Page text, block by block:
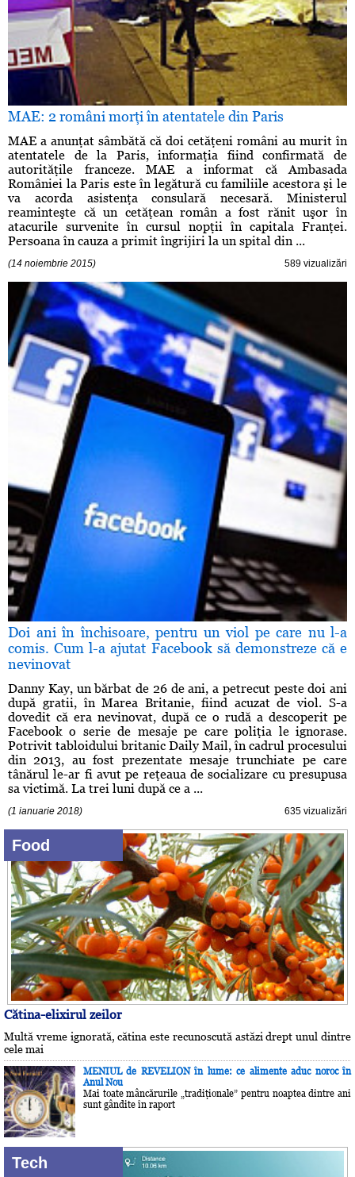
MAE: 2 români morţi în atentatele din Paris
MAE a anunţat sâmbătă că doi cetăţeni români au murit în
atentatele de la Paris, informaţia fiind confirmată de
autorităţile franceze. MAE a informat că Ambasada
României la Paris este în legătură cu familiile acestora şi le
va acorda asistenţa consulară necesară. Ministerul
reaminteşte că un cetăţean român a fost rănit uşor în
atacurile survenite în cursul nopţii în capitala Franţei.
Persoana în cauza a primit îngrijiri la un spital din ...
(14 noiembrie 2015) 589 vizualizări
Doi ani în închisoare, pentru un viol pe care nu l-a
comis. Cum l-a ajutat Facebook să demonstreze că e
nevinovat
Danny Kay, un bărbat de 26 de ani, a petrecut peste doi ani
după gratii, în Marea Britanie, fiind acuzat de viol. S-a
dovedit că era nevinovat, după ce o rudă a descoperit pe
Facebook o serie de mesaje pe care poliţia le ignorase.
Potrivit tabloidului britanic Daily Mail, în cadrul procesului
din 2013, au fost prezentate mesaje trunchiate pe care
tânărul le-ar fi avut pe reţeaua de socializare cu presupusa
sa victimă. La trei luni după ce a ...
(1 ianuarie 2018) 635 vizualizări
Food
Cătina-elixirul zeilor
Multă vreme ignorată, cătina este recunoscută astăzi drept unul dintre
cele mai
MENIUL de REVELION în lume: ce alimente aduc noroc în
Anul Nou
Mai toate mâncărurile „tradiţionale” pentru noaptea dintre ani
sunt gândite în raport
Tech